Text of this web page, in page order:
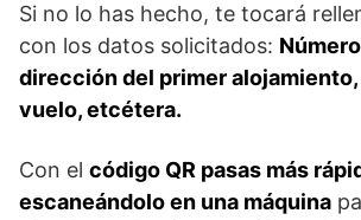
Si no lo has hecho, te tocará
con los datos solicitados:
dirección del primer alojamiento,
vuelo, etcétera.
Con el código QR pasas más
escaneándolo en una máquina